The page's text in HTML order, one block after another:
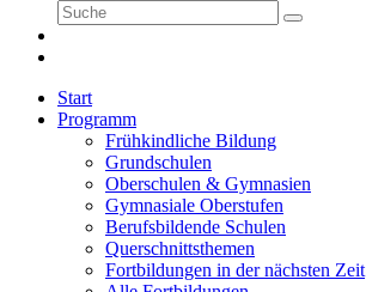
Start
Programm
Frühkindliche Bildung
Grundschulen
Oberschulen & Gymnasien
Gymnasiale Oberstufen
Berufsbildende Schulen
Querschnittsthemen
Fortbildungen in der nächsten Zeit